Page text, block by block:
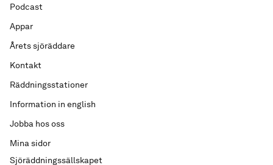
Sjöräddningssällskapet
Podcast
Appar
Årets sjöräddare
Kontakt
Räddningsstationer
Information in english
Jobba hos oss
Mina sidor